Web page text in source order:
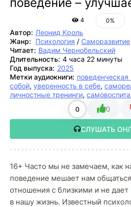
4 0%
Автор: Леонид Кроль
Жанр:
Психология / Саморазвитие
Читает: Вадим Чернобельский
Длительность: 4 часа 22 минуты
Год выпуска: 2025
Метки аудиокниги: поведенческая
собой, уверенность в себе,
личностные тренинги,
0 0
СЛУШАТЬ
16+ Часто мы не замечаем, как
поведение мешает нам
отношения с близкими и не
в нашу жизнь. Известный